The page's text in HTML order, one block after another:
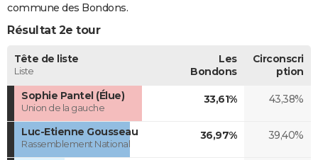
commune des Bondons.
Résultat 2e tour
Tête de liste
Liste
Les
Bondons
Circonscri
ption
Sophie Pantel (Élue)
Union de la gauche
33,61% 43,38%
Luc-Etienne Gousseau
Rassemblement National
36,97% 39,40%